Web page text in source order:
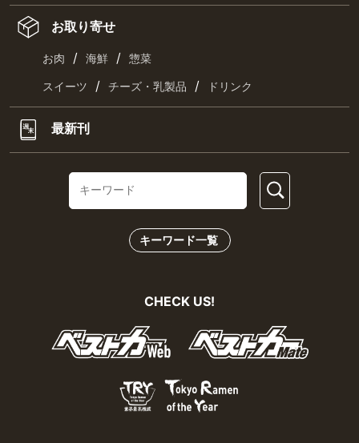
お取り寄せ
お肉 / 海鮮 / 惣菜
スイーツ / チーズ・乳製品 / ドリンク
最新刊
キーワード一覧
CHECK US!